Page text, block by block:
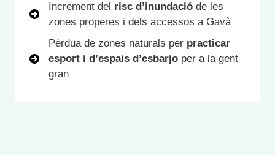
Increment del risc d’inundació de les
zones properes i dels accessos a Gavà
Pèrdua de zones naturals per practicar
esport i d’espais d’esbarjo per a la gent
gran